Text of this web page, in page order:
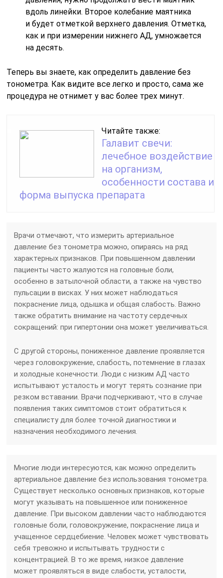
вдоль линейки. Второе колебание маятника
и будет отметкой верхнего давления. Отметка,
как и при измерении нижнего АД, умножается
на десять.
Теперь вы знаете, как определить давление без
тонометра. Как видите все легко и просто, сама же
процедура не отнимет у вас более трех минут.
Читайте также:
Галавит свечи:
лечебное воздействие
на организм,
особенности состава и
форма выпуска препарата
Врачи отмечают, что измерить артериальное
давление без тонометра можно, опираясь на ряд
характерных признаков. При повышенном давлении
пациенты часто жалуются на головные боли,
особенно в затылочной области, а также на чувство
пульсации в висках. У них может наблюдаться
покраснение лица, одышка и общая слабость. Важно
также обратить внимание на частоту сердечных
сокращений: при гипертонии она может увеличиваться.
С другой стороны, пониженное давление проявляется
через головокружение, слабость, потемнение в глазах
и холодные конечности. Люди с низким АД часто
испытывают усталость и могут терять сознание при
резком вставании. Врачи подчеркивают, что в случае
появления таких симптомов стоит обратиться к
специалисту для более точной диагностики и
назначения необходимого лечения.
Многие люди интересуются, как можно определить
артериальное давление без использования тонометра.
Существует несколько основных признаков, которые
могут указывать на повышенное или пониженное
давление. При высоком давлении часто наблюдаются
головные боли, головокружение, покраснение лица и
учащенное сердцебиение. Человек может чувствовать
себя тревожно и испытывать трудности с
концентрацией. В то же время, низкое давление
может проявляться в виде слабости, усталости,